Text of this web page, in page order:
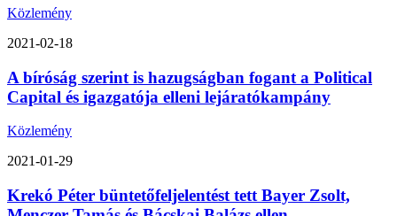
Közlemény
2021-02-18
A bíróság szerint is hazugságban fogant a Political
Capital és igazgatója elleni lejáratókampány
Közlemény
2021-01-29
Krekó Péter büntetőfeljelentést tett Bayer Zsolt,